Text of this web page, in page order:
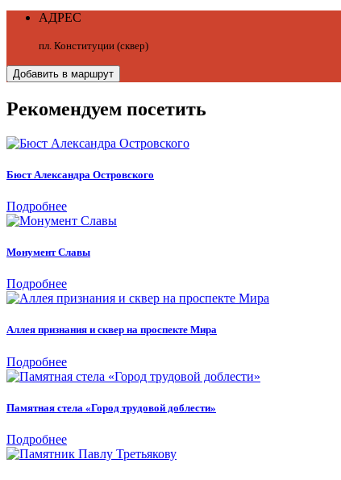
АДРЕС
пл. Конституции (сквер)
Добавить в маршрут
Рекомендуем посетить
Бюст Александра Островского
Подробнее
Монумент Славы
Подробнее
Аллея признания и сквер на проспекте Мира
Подробнее
Памятная стела «Город трудовой доблести»
Подробнее